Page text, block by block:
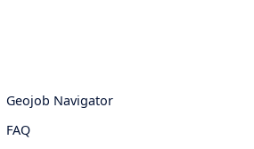
Geojob Navigator
FAQ